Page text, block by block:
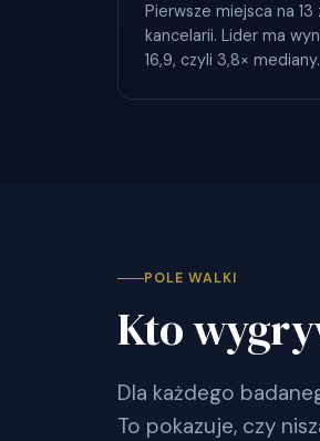
Pierwsze miejsca na
kancelarii. Lider ma
16,9, czyli 3,8× mediany.
POLE WALKI
Kto
Dla każdego
To pokazuje, czy